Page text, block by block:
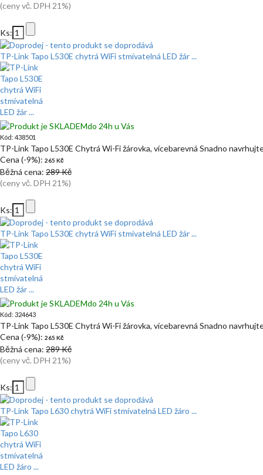
(ceny vč. DPH 21%)
Ks:
TP-Link Tapo L530E chytrá WiFi stmívatelná LED žár ...
do 24h u Vás
Kód: 438501
TP-Link Tapo L530E Chytrá Wi-Fi žárovka, vícebarevná Snadno
Cena (-9%): 265 Kč
Běžná cena: 289 Kč
(ceny vč. DPH 21%)
Ks:
TP-Link Tapo L530E chytrá WiFi stmívatelná LED žár ...
do 24h u Vás
Kód: 324643
TP-Link Tapo L530E Chytrá Wi-Fi žárovka, vícebarevná Snadno
Cena (-9%): 265 Kč
Běžná cena: 289 Kč
(ceny vč. DPH 21%)
Ks:
TP-Link Tapo L630 chytrá WiFi stmívatelná LED žáro ...